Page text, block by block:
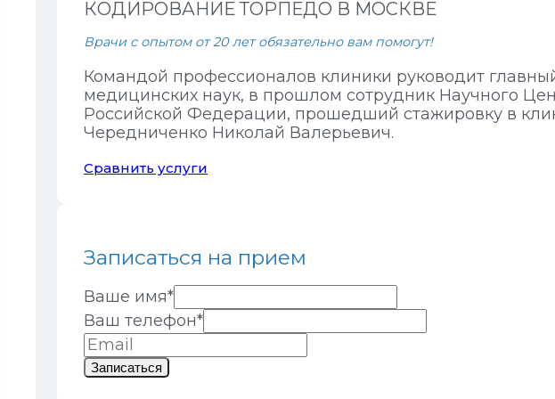
КОДИРОВАНИЕ ТОРПЕДО В МОСКВЕ
Врачи с опытом от 20 лет обязательно вам помогут!
Командой профессионалов клиники руководит
медицинских наук, в прошлом сотрудник Научного
Российской Федерации, прошедший стажировку в
Чередниченко Николай Валерьевич. ​
Сравнить услуги
Записаться на прием
Ваше имя*
Ваш телефон*
Записаться